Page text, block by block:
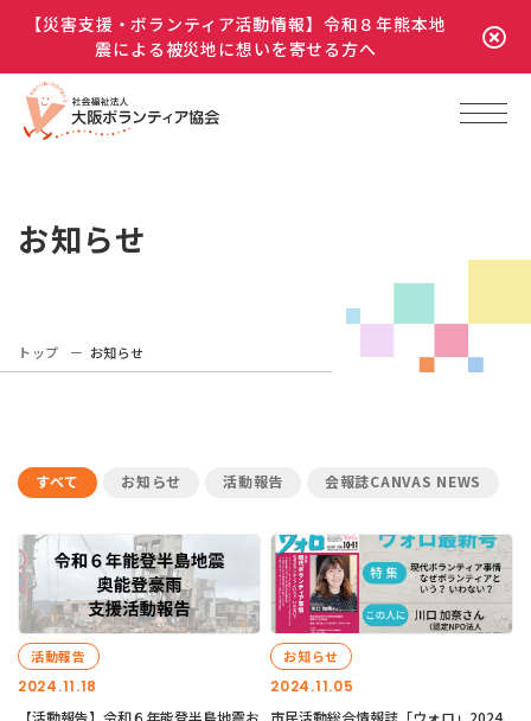
【災害支援・ボランティア活動情報】令和８年熊本地
震による被災地に想いを寄せる方へ
お知らせ
トップ お知らせ
すべて お知らせ 活動報告 会報誌CANVAS NEWS
2024.11.18
活動報告
【活動報告】令和６年能登半島地震お
2024.11.05
お知らせ
市民活動総合情報誌「ウォロ」2024